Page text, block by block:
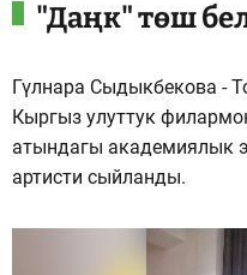
"Даңк" төш
Гүлнара Сыдыкбекова -
Кыргыз улуттук
атындагы академиялык
артисти сыйланды.